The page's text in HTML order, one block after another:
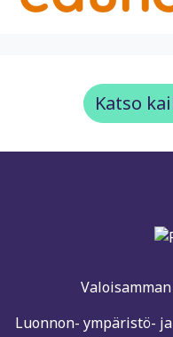
Katso
Luonnon- ympäristö-